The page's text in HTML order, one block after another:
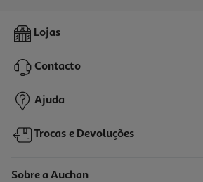
Filtro Para Exaustor Qilive Universal 380g
7,99 €
Lojas
Contacto
Ajuda
Trocas e Devoluções
Sobre a Auchan